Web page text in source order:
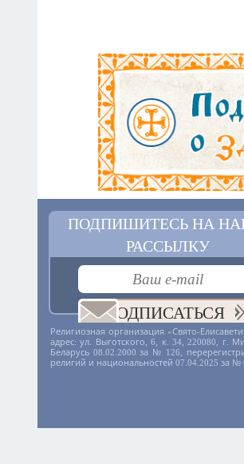
ПОДПИШИТЕСЬ НА
РАССЫЛКУ
ПОДПИСАТЬСЯ
Религиозная организация «Свято-
адрес: ул. Выготского, 6, к. 34, 220080, г.
Беларусь 08.02.2000 за № 126,
религий и национальностей 07.04.2025 за